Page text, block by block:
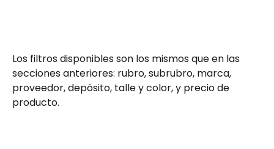
Los filtros disponibles son los mismos que en las
secciones anteriores: rubro, subrubro, marca,
proveedor, depósito, talle y color, y precio de
producto.